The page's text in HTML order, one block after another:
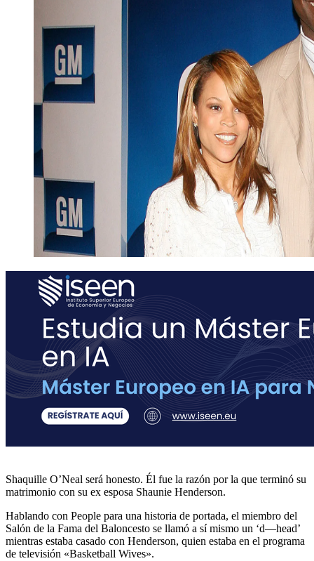
Shaquille O’Neal será honesto. Él fue la razón por la que terminó su
matrimonio con su ex esposa Shaunie Henderson.
Hablando con People para una historia de portada, el miembro del
Salón de la Fama del Baloncesto se llamó a sí mismo un ‘d—head’
mientras estaba casado con Henderson, quien estaba en el programa
de televisión «Basketball Wives».